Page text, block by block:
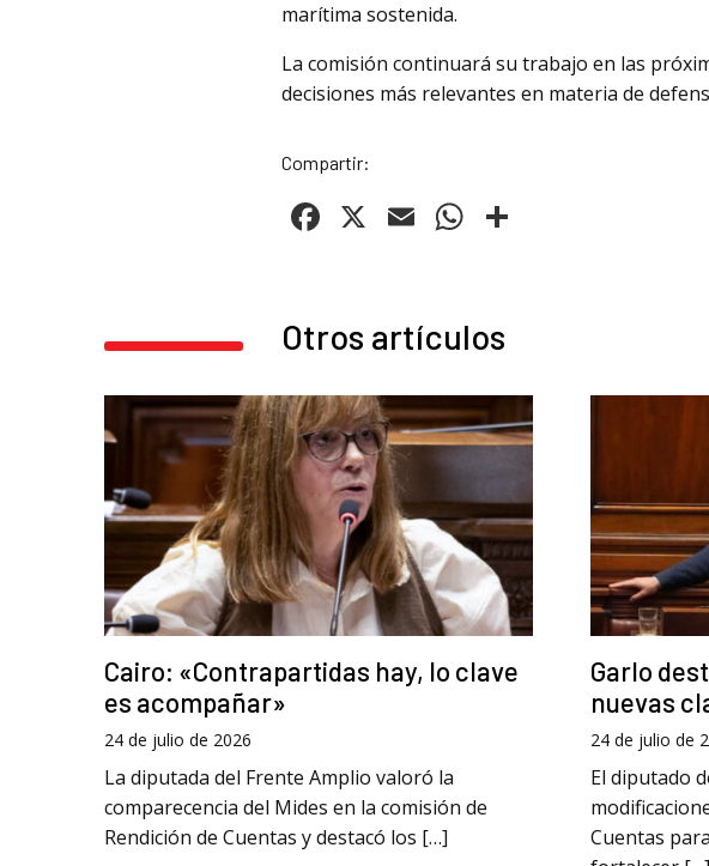
marítima sostenida.
La comisión continuará su trabajo en las
decisiones más relevantes en materia de
Compartir:
Facebook
X EmailWhatsApp
Otros artículos
Cairo: «Contrapartidas hay, lo clave
es acompañar»
24 de julio de 2026
La diputada del Frente Amplio valoró la
comparecencia del Mides en la comisión de
Rendición de Cuentas y destacó los […]
Garlo
nuevas
24 de julio de
El diputado
Cuentas